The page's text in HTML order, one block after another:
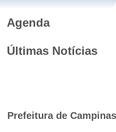
Agenda
Últimas Notícias
Prefeitura de